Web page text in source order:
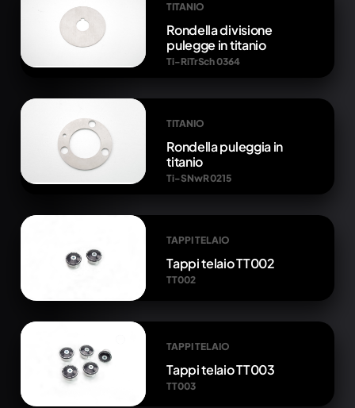
TITANIO
Rondella divisione
pulegge in titanio
Ti-RiTrSch 0364
TITANIO
Rondella puleggia in
titanio
Ti-SNwR 0215
TAPPI TELAIO
Tappi telaio TT002
TT002
TAPPI TELAIO
Tappi telaio TT003
TT003